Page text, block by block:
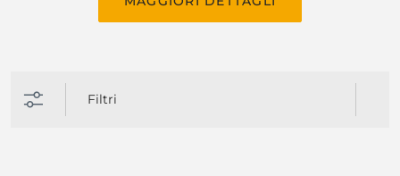
Filtri